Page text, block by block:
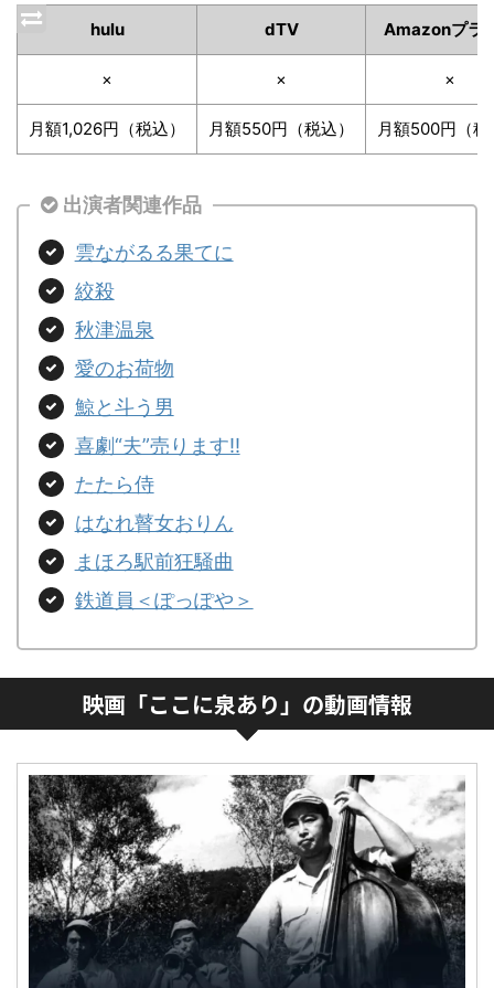
hulu dTV Amazonプラ
× × ×
月額1,026円（税込） 月額550円（税込） 月額500円（税
出演者関連作品
雲ながるる果てに
絞殺
秋津温泉
愛のお荷物
鯨と斗う男
喜劇“夫”売ります!!
たたら侍
はなれ瞽女おりん
まほろ駅前狂騒曲
鉄道員＜ぽっぽや＞
映画「ここに泉あり」の動画情報